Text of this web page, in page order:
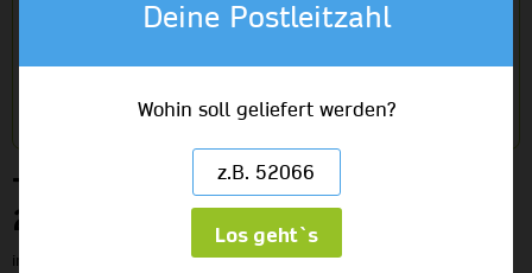
Tischvase "Maitre" 10 Stück
20,40 €
inkl. MwSt. zzgl. Versandkosten
Deine Postleitzahl
Wohin soll geliefert werden?
Los geht`s